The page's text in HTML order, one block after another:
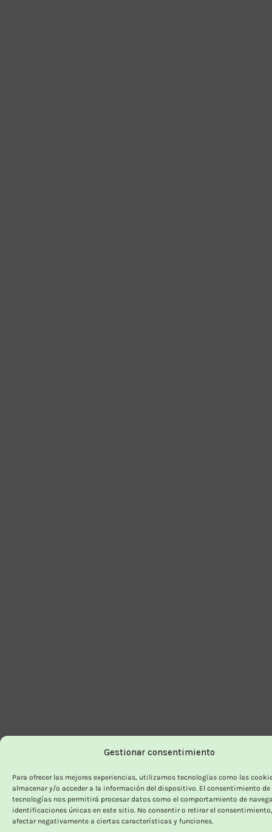
Gestionar consentimiento
Para ofrecer las mejores experiencias, utilizamos tecnologías como las
almacenar y/o acceder a la información del dispositivo. El consentimiento de
tecnologías nos permitirá procesar datos como el comportamiento de
identificaciones únicas en este sitio. No consentir o retirar el
afectar negativamente a ciertas características y funciones.